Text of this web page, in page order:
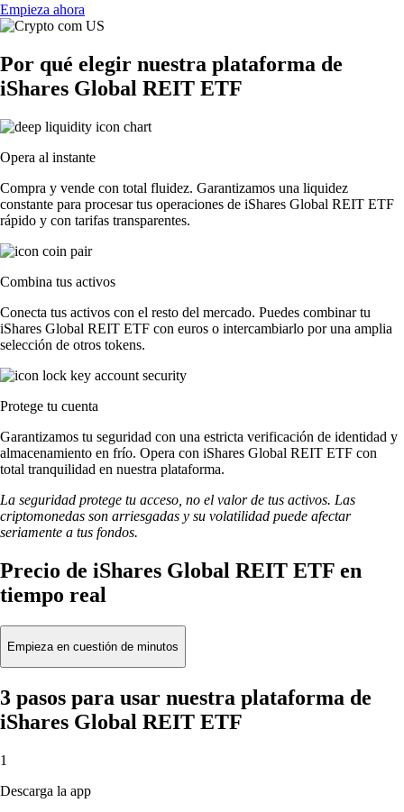
Empieza ahora
Por qué elegir nuestra plataforma de
iShares Global REIT ETF
Opera al instante
Compra y vende con total fluidez. Garantizamos una liquidez
constante para procesar tus operaciones de iShares Global REIT ETF
rápido y con tarifas transparentes.
Combina tus activos
Conecta tus activos con el resto del mercado. Puedes combinar tu
iShares Global REIT ETF con euros o intercambiarlo por una amplia
selección de otros tokens.
Protege tu cuenta
Garantizamos tu seguridad con una estricta verificación de identidad y
almacenamiento en frío. Opera con iShares Global REIT ETF con
total tranquilidad en nuestra plataforma.
La seguridad protege tu acceso, no el valor de tus activos. Las
criptomonedas son arriesgadas y su volatilidad puede afectar
seriamente a tus fondos.
Precio de iShares Global REIT ETF en
tiempo real
Empieza en cuestión de minutos
3 pasos para usar nuestra plataforma de
iShares Global REIT ETF
1
Descarga la app